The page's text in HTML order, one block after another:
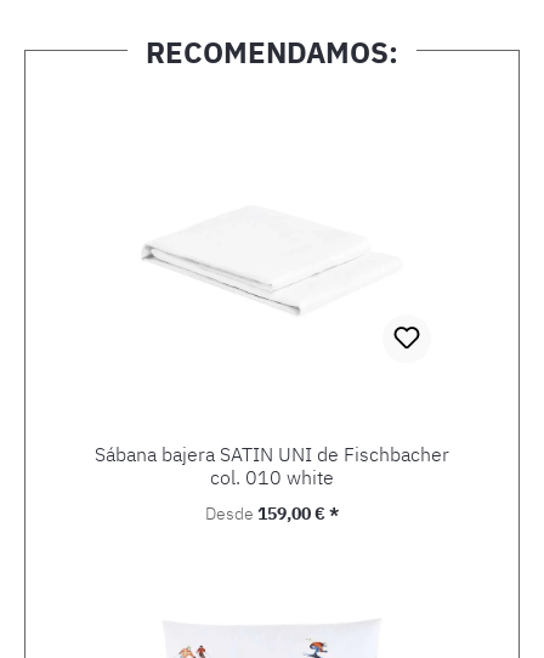
RECOMENDAMOS:
Sábana bajera SATIN UNI de Fischbacher
col. 010 white
Precio normal:
Desde 159,00 € *